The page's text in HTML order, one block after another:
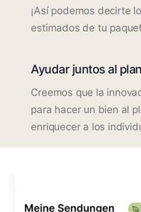
¡Así podemos decirte
estimados de tu
Ayudar juntos al
Creemos que la
para hacer un bien al
enriquecer a los